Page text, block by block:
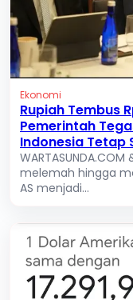
Ekonomi
Rupiah Tembus
Pemerintah
Indonesia Tetap
melemah hingga
AS menjadi...